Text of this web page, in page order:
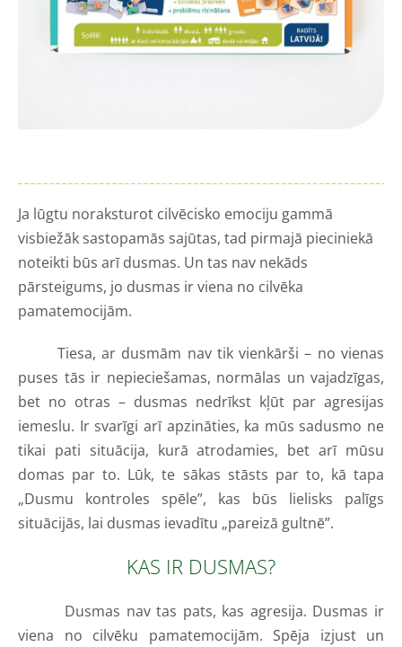
Ja lūgtu noraksturot cilvēcisko emociju gammā
visbiežāk sastopamās sajūtas, tad pirmajā pieciniekā
noteikti būs arī dusmas. Un tas nav nekāds
pārsteigums, jo dusmas ir viena no cilvēka
pamatemocijām.
Tiesa, ar dusmām nav tik vienkārši – no vienas
puses tās ir nepieciešamas, normālas un vajadzīgas,
bet no otras – dusmas nedrīkst kļūt par agresijas
iemeslu. Ir svarīgi arī apzināties, ka mūs sadusmo ne
tikai pati situācija, kurā atrodamies, bet arī mūsu
domas par to. Lūk, te sākas stāsts par to, kā tapa
„Dusmu kontroles spēle”, kas būs lielisks palīgs
situācijās, lai dusmas ievadītu „pareizā gultnē”.
KAS IR DUSMAS?
Dusmas nav tas pats, kas agresija. Dusmas ir
viena no cilvēku pamatemocijām. Spēja izjust un